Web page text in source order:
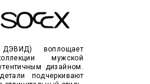
воплощает
мужской
дизайном.
подчеркивают